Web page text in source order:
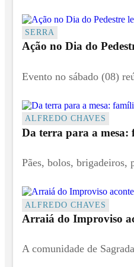
SERRA
Ação no Dia do
Evento no sábado (08)
ALFREDO CHAVES
Da terra para a mesa:
Pães, bolos, brigadeiros,
ALFREDO CHAVES
Arraiá do Improviso
A comunidade de